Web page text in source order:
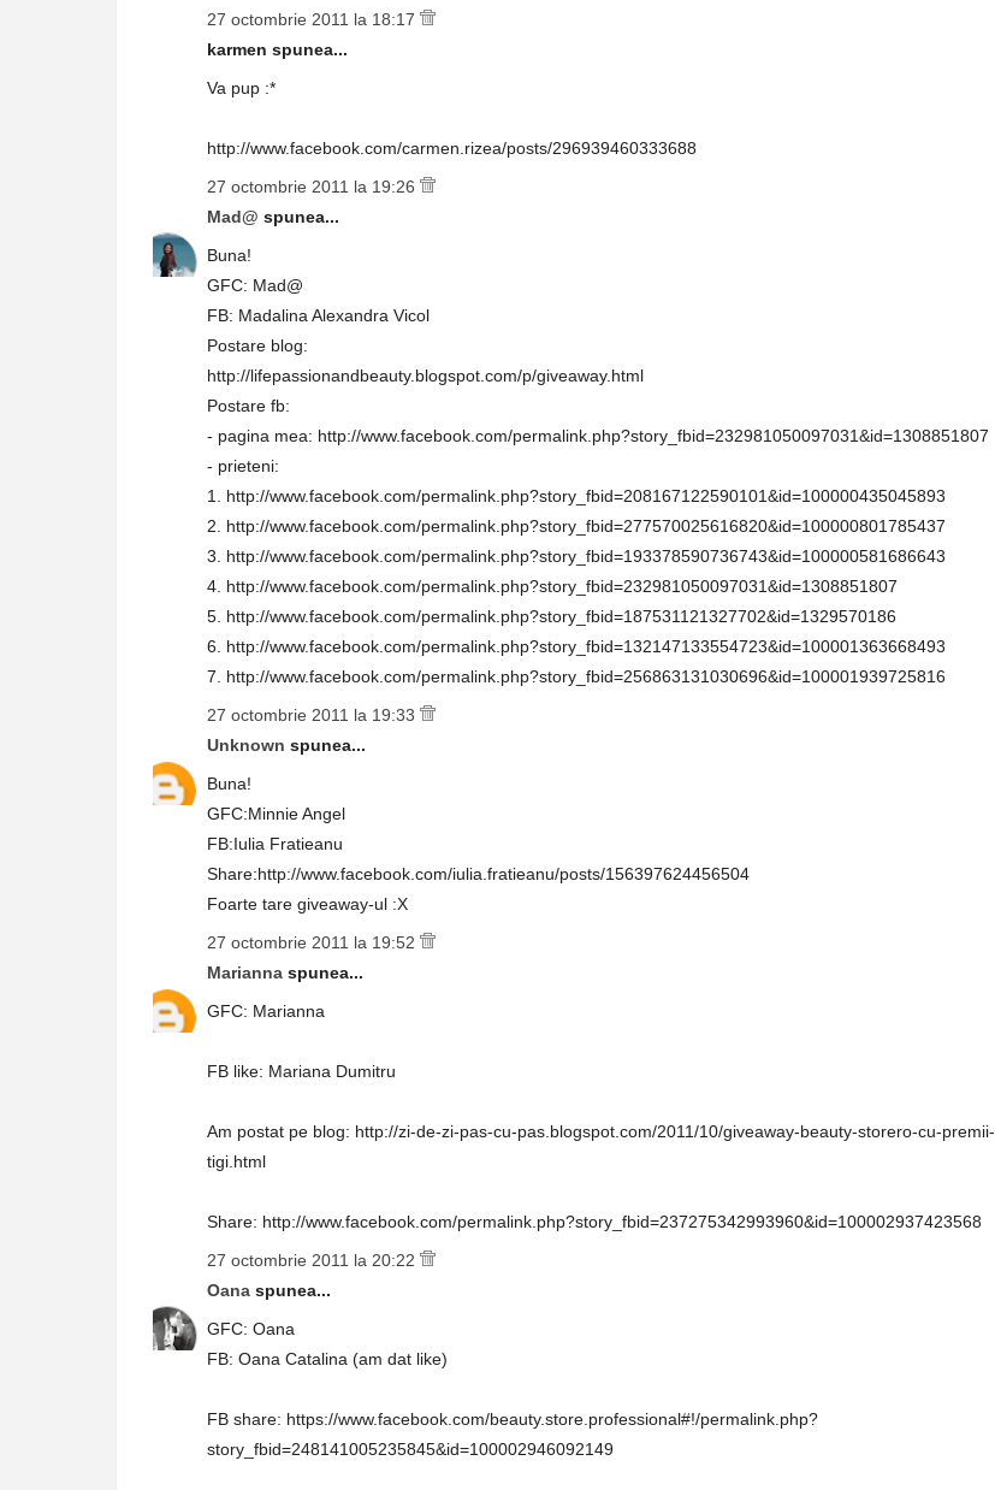
27 octombrie 2011 la 18:17
karmen spunea...
Va pup :*
http://www.facebook.com/carmen.rizea/posts/296939460333688
27 octombrie 2011 la 19:26
Mad@ spunea...
Buna!
GFC: Mad@
FB: Madalina Alexandra Vicol
Postare blog:
http://lifepassionandbeauty.blogspot.com/p/giveaway.html
Postare fb:
- pagina mea: http://www.facebook.com/permalink.php?story_fbid=232981050097031&id=1308851807
- prieteni:
1. http://www.facebook.com/permalink.php?story_fbid=208167122590101&id=100000435045893
2. http://www.facebook.com/permalink.php?story_fbid=277570025616820&id=100000801785437
3. http://www.facebook.com/permalink.php?story_fbid=193378590736743&id=100000581686643
4. http://www.facebook.com/permalink.php?story_fbid=232981050097031&id=1308851807
5. http://www.facebook.com/permalink.php?story_fbid=187531121327702&id=1329570186
6. http://www.facebook.com/permalink.php?story_fbid=132147133554723&id=100001363668493
7. http://www.facebook.com/permalink.php?story_fbid=256863131030696&id=100001939725816
27 octombrie 2011 la 19:33
Unknown spunea...
Buna!
GFC:Minnie Angel
FB:Iulia Fratieanu
Share:http://www.facebook.com/iulia.fratieanu/posts/156397624456504
Foarte tare giveaway-ul :X
27 octombrie 2011 la 19:52
Marianna spunea...
GFC: Marianna
FB like: Mariana Dumitru
Am postat pe blog: http://zi-de-zi-pas-cu-pas.blogspot.com/2011/10/giveaway-beauty-storero-cu-premii-
tigi.html
Share: http://www.facebook.com/permalink.php?story_fbid=237275342993960&id=100002937423568
27 octombrie 2011 la 20:22
Oana spunea...
GFC: Oana
FB: Oana Catalina (am dat like)
FB share: https://www.facebook.com/beauty.store.professional#!/permalink.php?
story_fbid=248141005235845&id=100002946092149